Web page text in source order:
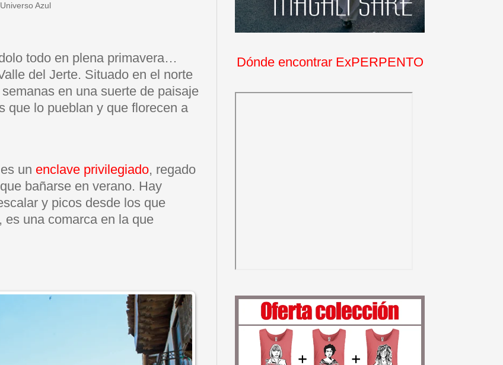
Azul
todo en plena primavera…
del Jerte. Situado en el norte
en una suerte de paisaje
que lo pueblan y que florecen a
un enclave privilegiado, regado
bañarse en verano. Hay
y picos desde los que
una comarca en la que
Dónde encontrar ExPERPENTO